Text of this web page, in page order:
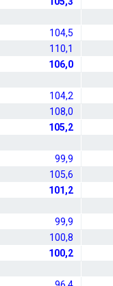
104,5
110,1
106,0
104,2
108,0
105,2
99,9
105,6
101,2
99,9
100,8
100,2